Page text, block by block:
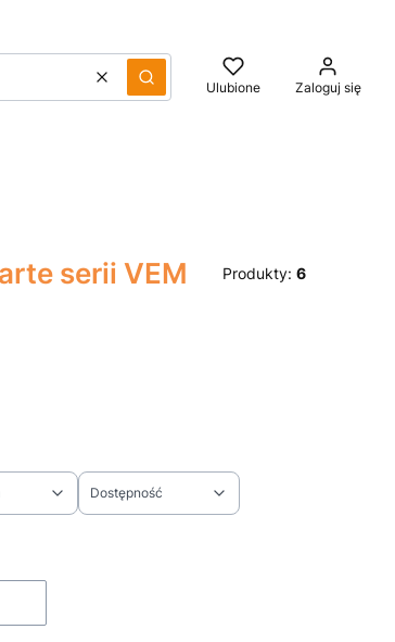
WyczyśćSzukaj Ulubione Zaloguj się
serii VEM Produkty: 6
Dostępność